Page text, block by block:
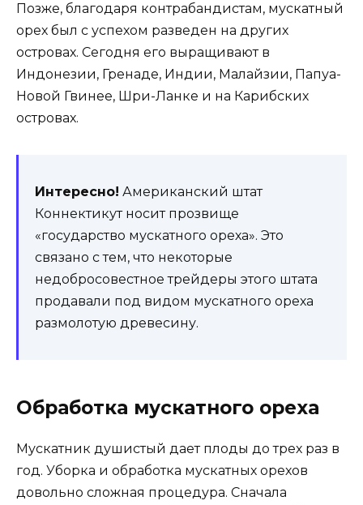
Позже, благодаря контрабандистам, мускатный
орех был с успехом разведен на других
островах. Сегодня его выращивают в
Индонезии, Гренаде, Индии, Малайзии, Папуа-
Новой Гвинее, Шри-Ланке и на Карибских
островах.
Интересно! Американский штат
Коннектикут носит прозвище
«государство мускатного ореха». Это
связано с тем, что некоторые
недобросовестное трейдеры этого штата
продавали под видом мускатного ореха
размолотую древесину.
Обработка мускатного ореха
Мускатник душистый дает плоды до трех раз в
год. Уборка и обработка мускатных орехов
довольно сложная процедура. Сначала